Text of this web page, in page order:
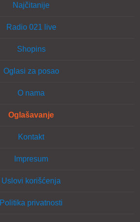
Najčitanije
Radio 021 live
Shopins
Oglasi za posao
O nama
Oglašavanje
Kontakt
Impresum
Uslovi korišćenja
Politika privatnosti